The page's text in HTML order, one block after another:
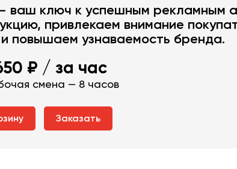
ваш ключ к успешным рекламным
привлекаем внимание
повышаем узнаваемость бренда.
₽ / за час
смена — 8 часов
Заказать